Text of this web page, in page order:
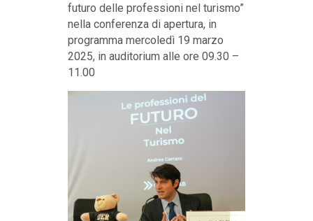
futuro delle professioni nel turismo”
nella conferenza di apertura, in
programma mercoledì 19 marzo
2025, in auditorium alle ore 09.30 –
11.00